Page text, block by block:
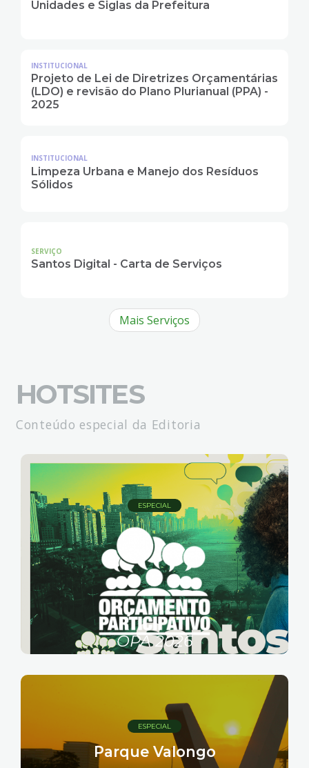
Unidades e Siglas da Prefeitura
INSTITUCIONAL
Projeto de Lei de Diretrizes Orçamentárias
(LDO) e revisão do Plano Plurianual (PPA) -
2025
INSTITUCIONAL
Limpeza Urbana e Manejo dos Resíduos
Sólidos
SERVIÇO
Santos Digital - Carta de Serviços
Mais Serviços
HOTSITES
Conteúdo especial da Editoria
ESPECIAL
OPA 2026
ESPECIAL
Parque Valongo